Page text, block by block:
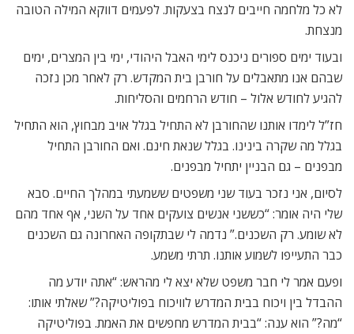
לא כל מלחמה חייבים לנצח בצעקות. לפעמים דווקא המילה הטובה
מנצחת.
ובעוד ימים ספורים ניכנס לימי האבל היהודי, ימי בין המצרים, ימים
שבהם אנו מתאבלים על חורבן בית המקדש. רק לאחר מכן נזכה
להגיע לחודש אלול – חודש הרחמים והסליחות.
חז”ל לימדו אותנו שהחורבן לא התחיל בגלל אויב מבחוץ, הוא התחיל
בגלל מה שקרה בינינו. בגלל שנאת חינם. ואם החורבן התחיל
מבפנים – גם הבניין יתחיל מבפנים.
לסיום, אני נזכר בעוד שני משפטים ששמעתי במהלך החיים. סבא
שלי היה אומר: “כששני אנשים צועקים אחד על השני, אף אחד מהם
לא שומע. רק השכנים.” נדמה לי שבתקופה האחרונה גם השכנים
כבר התעייפו לשמוע אותנו. תרתי משמע.
ופעם אמר לי חבר משפט שלא יצא לי מהראש: “אתה יודע מה
ההבדל בין ויכוח בבית המדרש לוויכוח בפוליטיקה?” שאלתי אותו:
“מה?” הוא ענה: “בבית המדרש מחפשים את האמת. בפוליטיקה